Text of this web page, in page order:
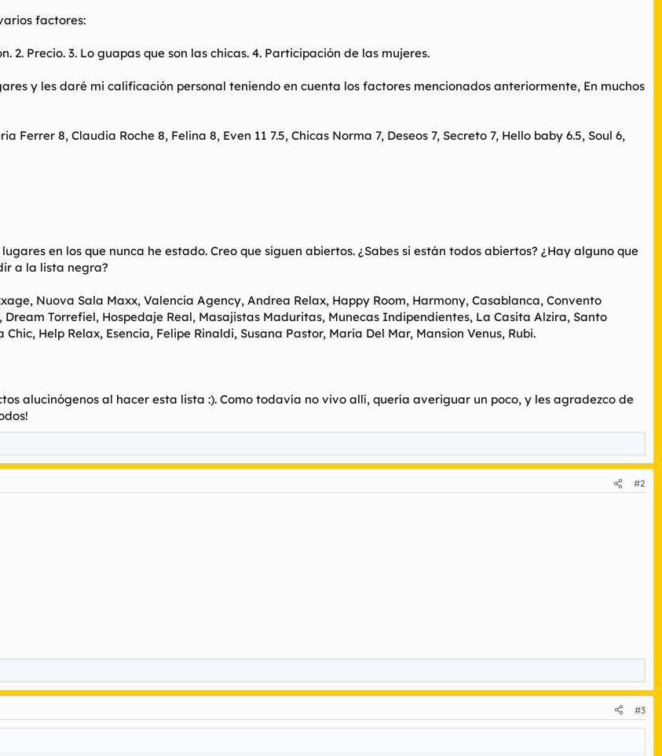
factores:
2. Precio. 3. Lo guapas que son las chicas. 4. Participación de las mujeres.
y les daré mi calificación personal teniendo en cuenta los factores mencionados anteriormente, En muchos
Ferrer 8, Claudia Roche 8, Felina 8, Even 11 7.5, Chicas Norma 7, Deseos 7, Secreto 7, Hello baby 6.5, Soul 6,
en los que nunca he estado. Creo que siguen abiertos. ¿Sabes si están todos abiertos? ¿Hay alguno que
a la lista negra?
Nuova Sala Maxx, Valencia Agency, Andrea Relax, Happy Room, Harmony, Casablanca, Convento
Torrefiel, Hospedaje Real, Masajistas Maduritas, Munecas Indipendientes, La Casita Alzira, Santo
Help Relax, Esencia, Felipe Rinaldi, Susana Pastor, Maria Del Mar, Mansion Venus, Rubi.
alucinógenos al hacer esta lista :). Como todavía no vivo allí, quería averiguar un poco, y les agradezco de
#2
#3